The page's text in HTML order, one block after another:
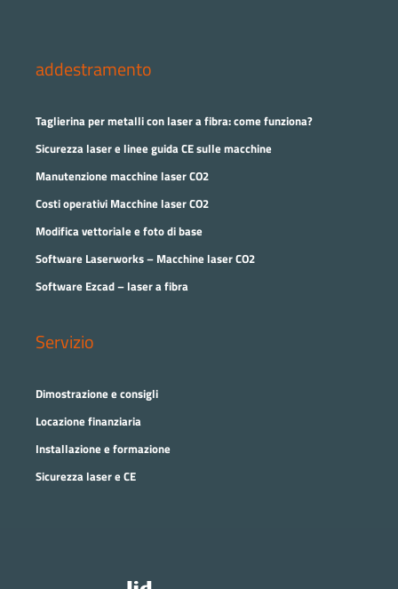
addestramento
Taglierina per metalli con laser a fibra: come funziona?
Sicurezza laser e linee guida CE sulle macchine
Manutenzione macchine laser CO2
Costi operativi Macchine laser CO2
Modifica vettoriale e foto di base
Software Laserworks – Macchine laser CO2
Software Ezcad – laser a fibra
Servizio
Dimostrazione e consigli
Locazione finanziaria
Installazione e formazione
Sicurezza laser e CE